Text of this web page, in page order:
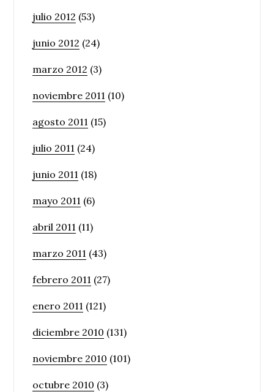
julio 2012 (53)
junio 2012 (24)
marzo 2012 (3)
noviembre 2011 (10)
agosto 2011 (15)
julio 2011 (24)
junio 2011 (18)
mayo 2011 (6)
abril 2011 (11)
marzo 2011 (43)
febrero 2011 (27)
enero 2011 (121)
diciembre 2010 (131)
noviembre 2010 (101)
octubre 2010 (3)